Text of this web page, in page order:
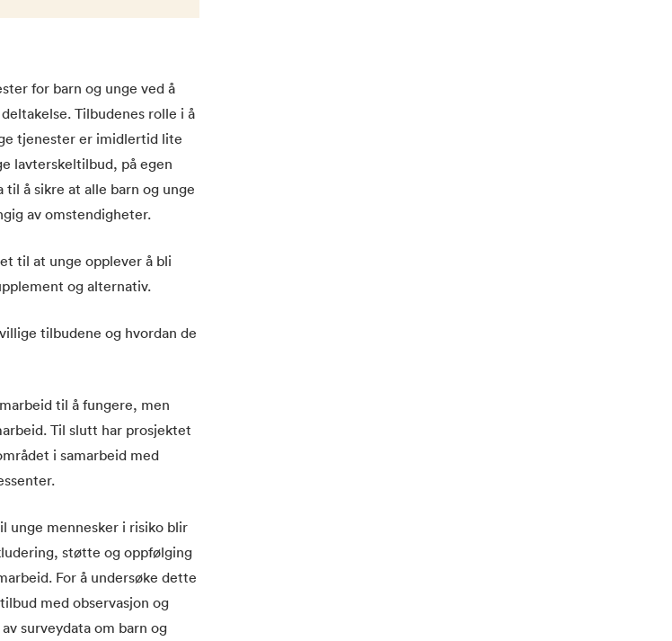
for barn og unge ved å
Tilbudenes rolle i å
tjenester er imidlertid lite
lavterskeltilbud, på egen
å sikre at alle barn og unge
av omstendigheter.
til at unge opplever å bli
og alternativ.
tilbudene og hvordan de
til å fungere, men
Til slutt har prosjektet
i samarbeid med
unge mennesker i risiko blir
støtte og oppfølging
For å undersøke dette
med observasjon og
surveydata om barn og